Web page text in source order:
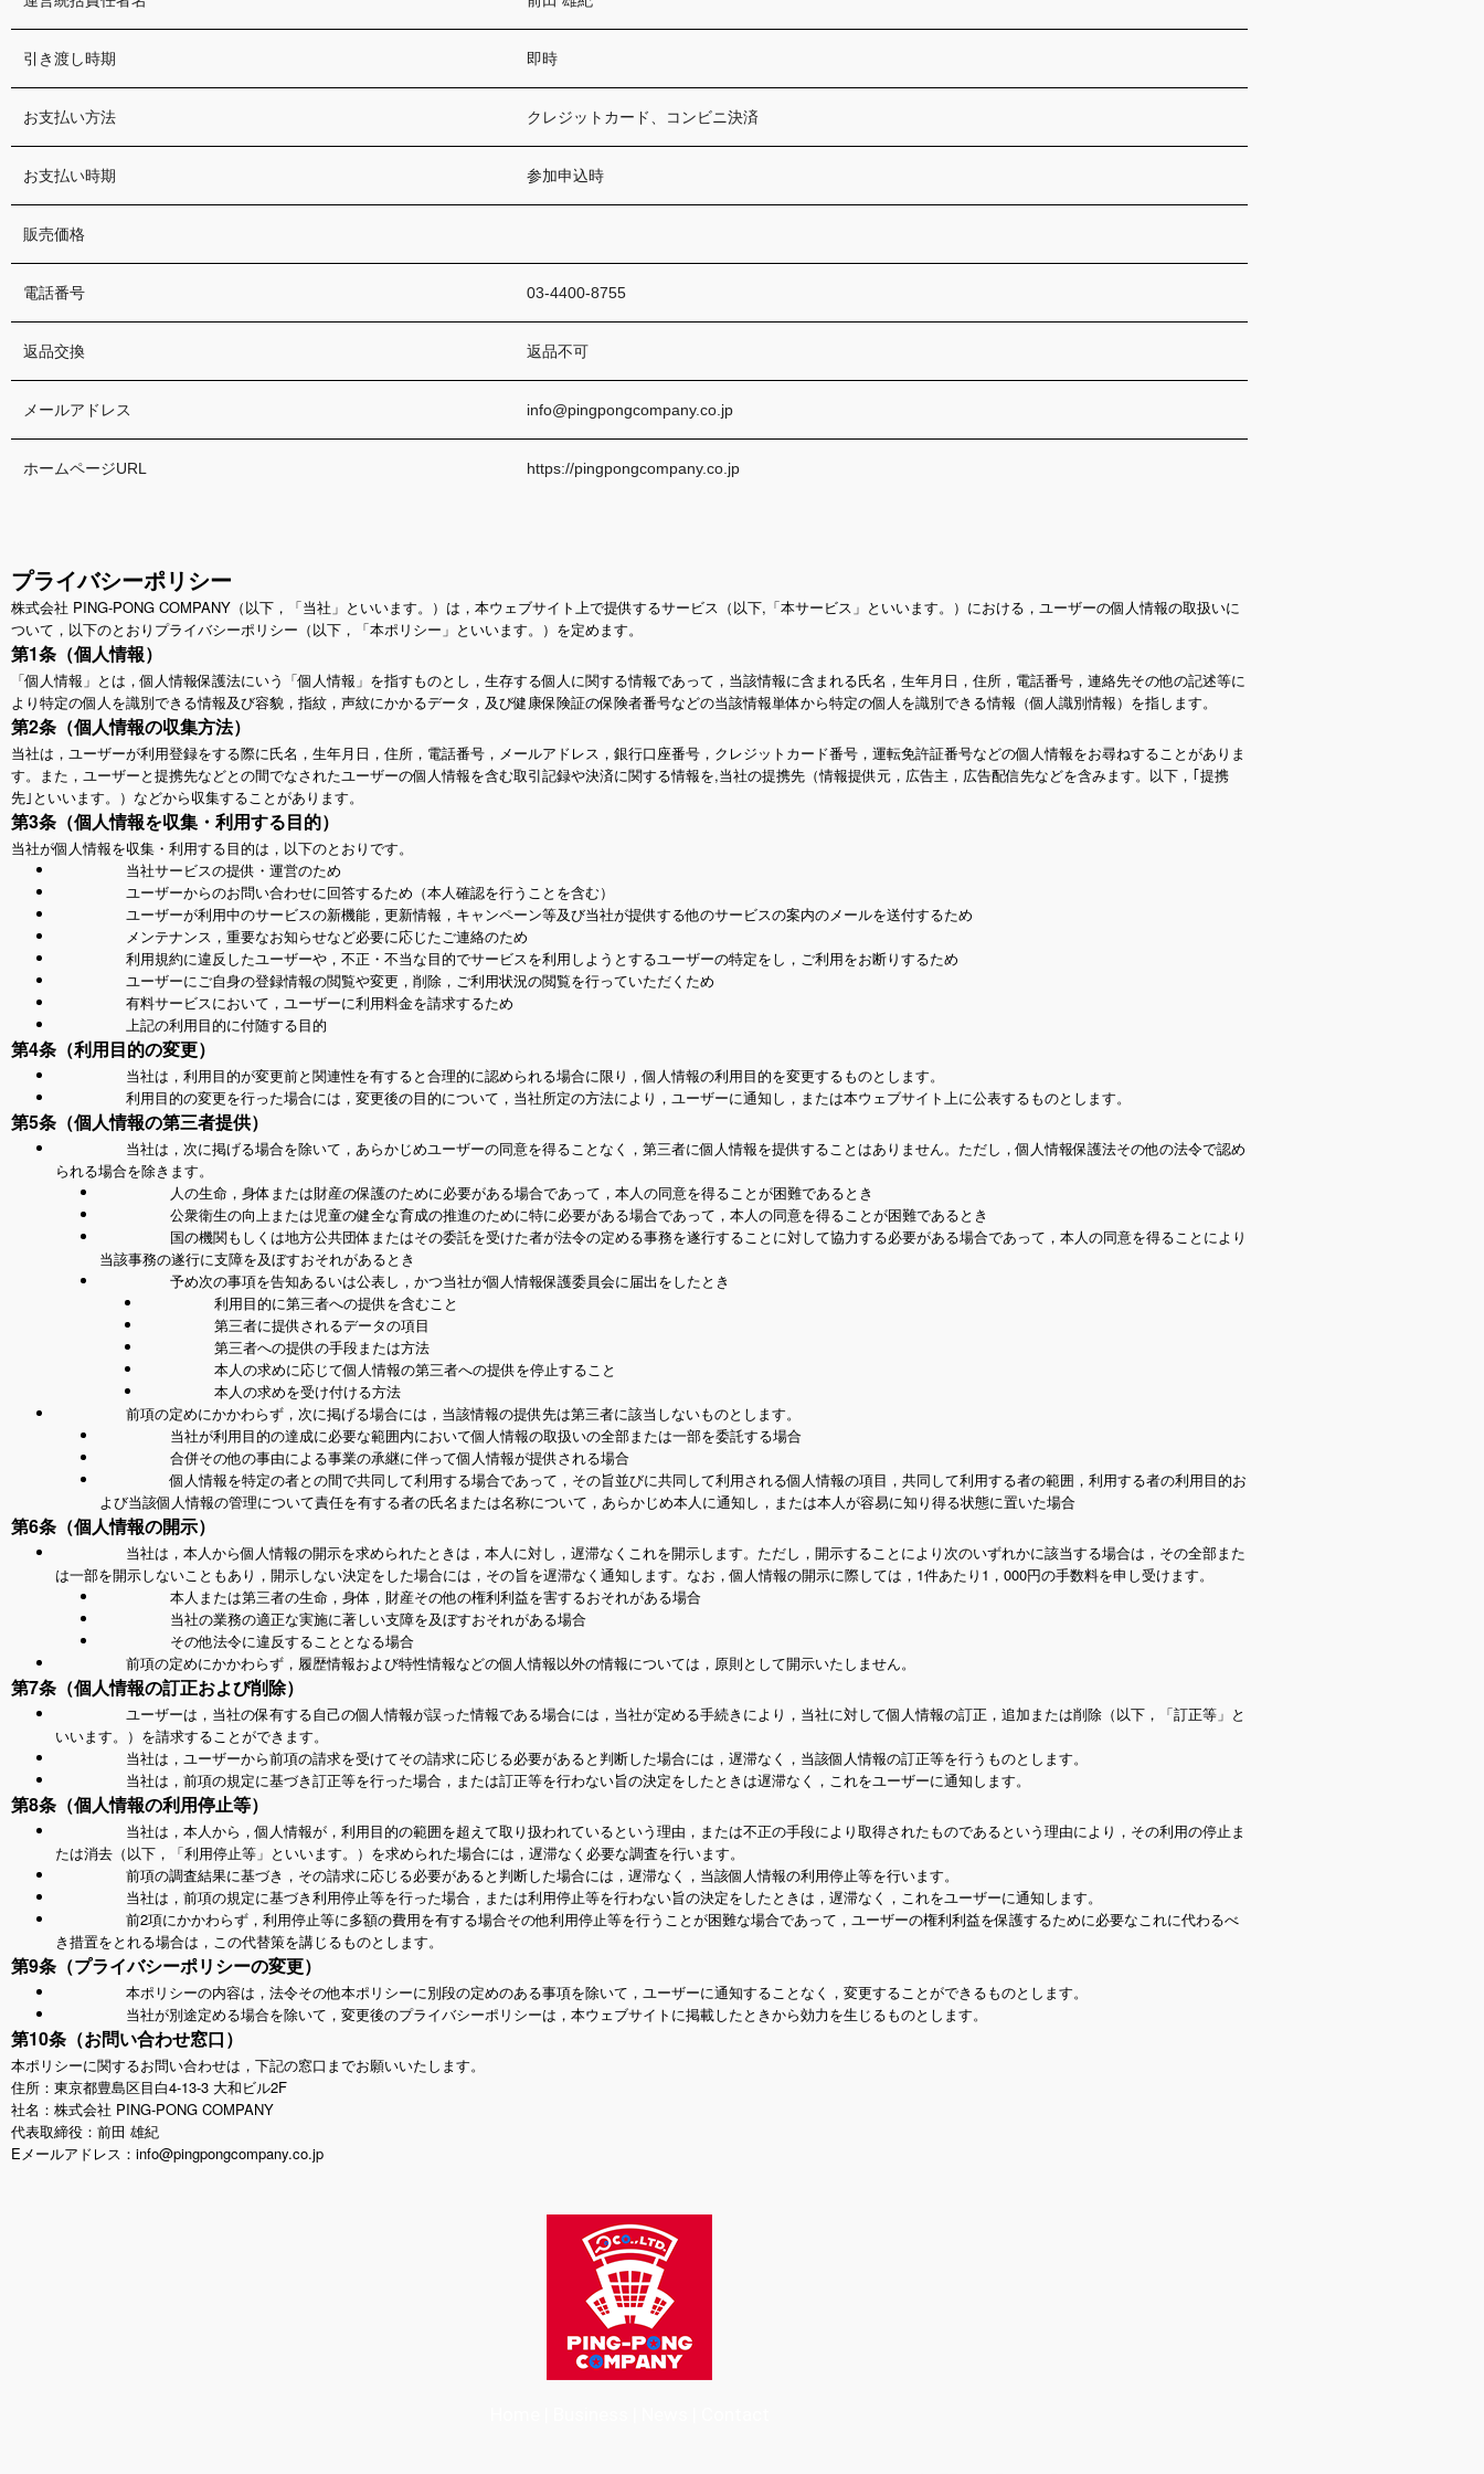
引き渡し時期 即時
お支払い方法 クレジットカード、コンビニ決済
お支払い時期 参加申込時
販売価格
電話番号 03-4400-8755
返品交換 返品不可
メールアドレス info@pingpongcompany.co.jp
ホームページURL https://pingpongcompany.co.jp
プライバシーポリシー
株式会社 PING-PONG COMPANY（以下，「当社」といいます。）は，本ウェブサイト上で提供するサービス（以下,「本サービス」といいます。）における，ユーザーの個人情報の取扱いに
ついて，以下のとおりプライバシーポリシー（以下，「本ポリシー」といいます。）を定めます。
第1条（個人情報）
「個人情報」とは，個人情報保護法にいう「個人情報」を指すものとし，生存する個人に関する情報であって，当該情報に含まれる氏名，生年月日，住所，電話番号，連絡先その他の記述等に
より特定の個人を識別できる情報及び容貌，指紋，声紋にかかるデータ，及び健康保険証の保険者番号などの当該情報単体から特定の個人を識別できる情報（個人識別情報）を指します。
第2条（個人情報の収集方法）
当社は，ユーザーが利用登録をする際に氏名，生年月日，住所，電話番号，メールアドレス，銀行口座番号，クレジットカード番号，運転免許証番号などの個人情報をお尋ねすることがありま
す。また，ユーザーと提携先などとの間でなされたユーザーの個人情報を含む取引記録や決済に関する情報を,当社の提携先（情報提供元，広告主，広告配信先などを含みます。以下，｢提携
先｣といいます。）などから収集することがあります。
第3条（個人情報を収集・利用する目的）
当社が個人情報を収集・利用する目的は，以下のとおりです。
当社サービスの提供・運営のため
ユーザーからのお問い合わせに回答するため（本人確認を行うことを含む）
ユーザーが利用中のサービスの新機能，更新情報，キャンペーン等及び当社が提供する他のサービスの案内のメールを送付するため
メンテナンス，重要なお知らせなど必要に応じたご連絡のため
利用規約に違反したユーザーや，不正・不当な目的でサービスを利用しようとするユーザーの特定をし，ご利用をお断りするため
ユーザーにご自身の登録情報の閲覧や変更，削除，ご利用状況の閲覧を行っていただくため
有料サービスにおいて，ユーザーに利用料金を請求するため
上記の利用目的に付随する目的
第4条（利用目的の変更）
当社は，利用目的が変更前と関連性を有すると合理的に認められる場合に限り，個人情報の利用目的を変更するものとします。
利用目的の変更を行った場合には，変更後の目的について，当社所定の方法により，ユーザーに通知し，または本ウェブサイト上に公表するものとします。
第5条（個人情報の第三者提供）
当社は，次に掲げる場合を除いて，あらかじめユーザーの同意を得ることなく，第三者に個人情報を提供することはありません。ただし，個人情報保護法その他の法令で認め
られる場合を除きます。
人の生命，身体または財産の保護のために必要がある場合であって，本人の同意を得ることが困難であるとき
公衆衛生の向上または児童の健全な育成の推進のために特に必要がある場合であって，本人の同意を得ることが困難であるとき
国の機関もしくは地方公共団体またはその委託を受けた者が法令の定める事務を遂行することに対して協力する必要がある場合であって，本人の同意を得ることにより
当該事務の遂行に支障を及ぼすおそれがあるとき
予め次の事項を告知あるいは公表し，かつ当社が個人情報保護委員会に届出をしたとき
利用目的に第三者への提供を含むこと
第三者に提供されるデータの項目
第三者への提供の手段または方法
本人の求めに応じて個人情報の第三者への提供を停止すること
本人の求めを受け付ける方法
前項の定めにかかわらず，次に掲げる場合には，当該情報の提供先は第三者に該当しないものとします。
当社が利用目的の達成に必要な範囲内において個人情報の取扱いの全部または一部を委託する場合
合併その他の事由による事業の承継に伴って個人情報が提供される場合
個人情報を特定の者との間で共同して利用する場合であって，その旨並びに共同して利用される個人情報の項目，共同して利用する者の範囲，利用する者の利用目的お
よび当該個人情報の管理について責任を有する者の氏名または名称について，あらかじめ本人に通知し，または本人が容易に知り得る状態に置いた場合
第6条（個人情報の開示）
当社は，本人から個人情報の開示を求められたときは，本人に対し，遅滞なくこれを開示します。ただし，開示することにより次のいずれかに該当する場合は，その全部また
は一部を開示しないこともあり，開示しない決定をした場合には，その旨を遅滞なく通知します。なお，個人情報の開示に際しては，1件あたり1，000円の手数料を申し受けます。
本人または第三者の生命，身体，財産その他の権利利益を害するおそれがある場合
当社の業務の適正な実施に著しい支障を及ぼすおそれがある場合
その他法令に違反することとなる場合
前項の定めにかかわらず，履歴情報および特性情報などの個人情報以外の情報については，原則として開示いたしません。
第7条（個人情報の訂正および削除）
ユーザーは，当社の保有する自己の個人情報が誤った情報である場合には，当社が定める手続きにより，当社に対して個人情報の訂正，追加または削除（以下，「訂正等」と
いいます。）を請求することができます。
当社は，ユーザーから前項の請求を受けてその請求に応じる必要があると判断した場合には，遅滞なく，当該個人情報の訂正等を行うものとします。
当社は，前項の規定に基づき訂正等を行った場合，または訂正等を行わない旨の決定をしたときは遅滞なく，これをユーザーに通知します。
第8条（個人情報の利用停止等）
当社は，本人から，個人情報が，利用目的の範囲を超えて取り扱われているという理由，または不正の手段により取得されたものであるという理由により，その利用の停止ま
たは消去（以下，「利用停止等」といいます。）を求められた場合には，遅滞なく必要な調査を行います。
前項の調査結果に基づき，その請求に応じる必要があると判断した場合には，遅滞なく，当該個人情報の利用停止等を行います。
当社は，前項の規定に基づき利用停止等を行った場合，または利用停止等を行わない旨の決定をしたときは，遅滞なく，これをユーザーに通知します。
前2項にかかわらず，利用停止等に多額の費用を有する場合その他利用停止等を行うことが困難な場合であって，ユーザーの権利利益を保護するために必要なこれに代わるべ
き措置をとれる場合は，この代替策を講じるものとします。
第9条（プライバシーポリシーの変更）
本ポリシーの内容は，法令その他本ポリシーに別段の定めのある事項を除いて，ユーザーに通知することなく，変更することができるものとします。
当社が別途定める場合を除いて，変更後のプライバシーポリシーは，本ウェブサイトに掲載したときから効力を生じるものとします。
第10条（お問い合わせ窓口）
本ポリシーに関するお問い合わせは，下記の窓口までお願いいたします。
住所：東京都豊島区目白4-13-3 大和ビル2F
社名：株式会社 PING-PONG COMPANY
代表取締役：前田 雄紀
E メールアドレス： info@pingpongcompany.co.jp